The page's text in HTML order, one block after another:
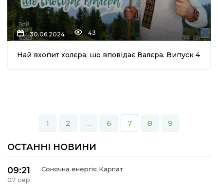
30.06.2024 43
Най вхопит холєра, шо вповідає Валєра. Випуск 4
1 2 … 6 7 8 9
ОСТАННІ НОВИНИ
09:21
07 сер
Сонячна енергія Карпат